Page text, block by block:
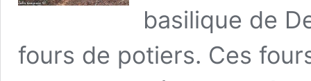
basilique de
fours de potiers. Ces